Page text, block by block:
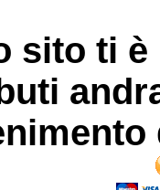
sito ti